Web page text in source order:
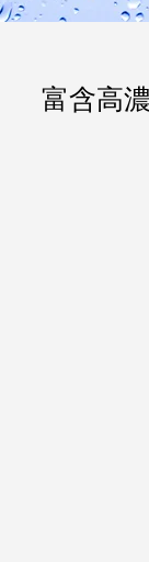
富含高